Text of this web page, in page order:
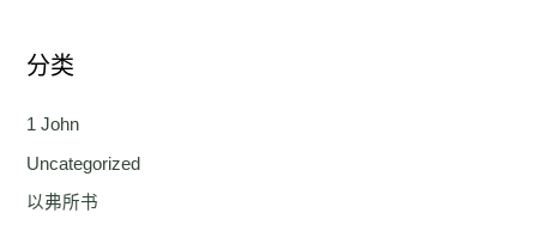
分类
1 John
Uncategorized
以弗所书